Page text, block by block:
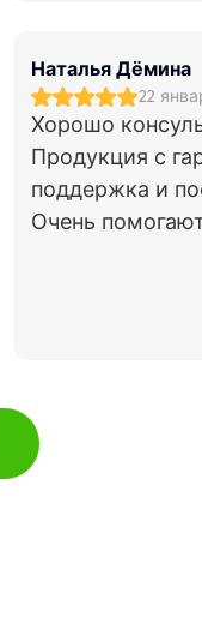
Наталья Дёмина
22
Хорошо
Продукция с
поддержка и
Очень